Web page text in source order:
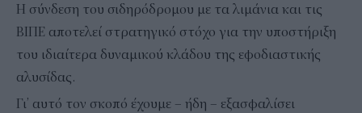
Η σύνδεση του σιδηρόδρομου με τα λιμάνια και τις
ΒΙΠΕ αποτελεί στρατηγικό στόχο για την υποστήριξη
του ιδιαίτερα δυναμικού κλάδου της εφοδιαστικής
αλυσίδας.
Γι’ αυτό τον σκοπό έχουμε – ήδη – εξασφαλίσει